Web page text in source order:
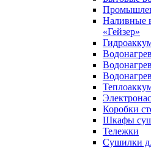
Наливные
«Гейзер»
Коробки
Шкафы
Тележки
Сушилки